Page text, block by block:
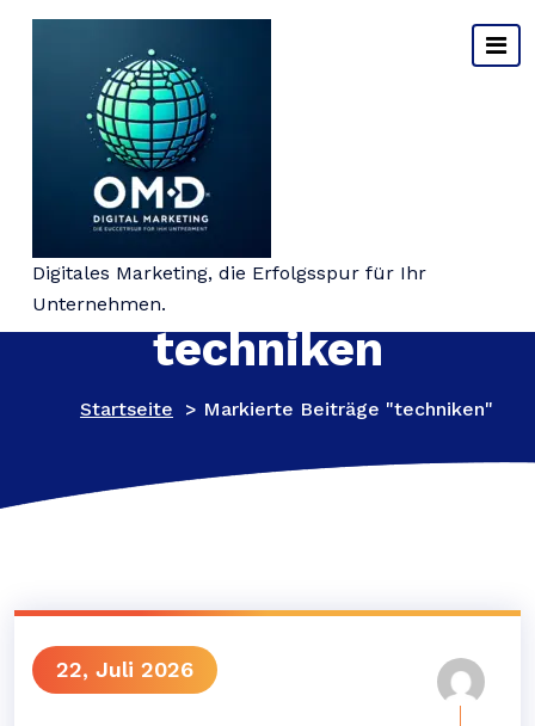
Digitales Marketing, die Erfolgsspur für Ihr
Unternehmen.
Schlagwort-Archiv:
techniken
Startseite > Markierte Beiträge "techniken"
22, Juli 2026